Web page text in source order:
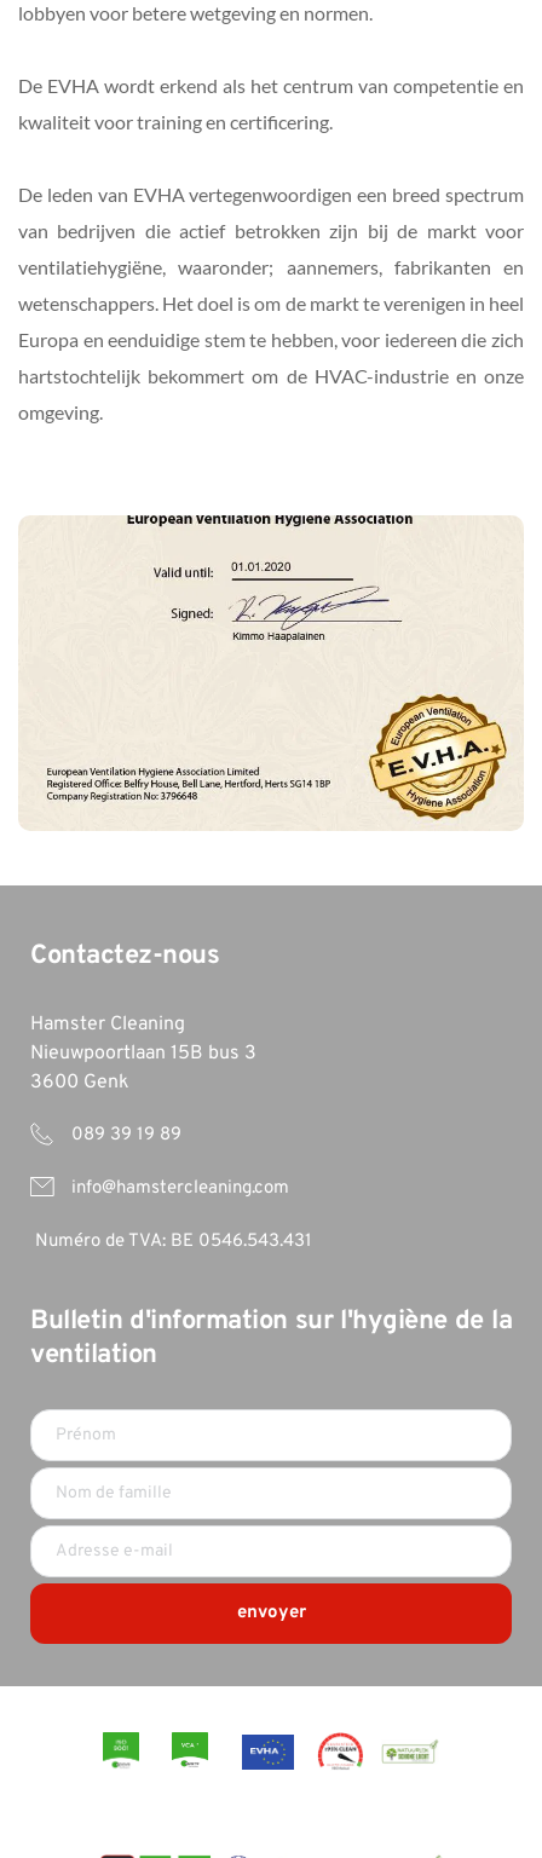
lobbyen voor betere wetgeving en normen.
De EVHA wordt erkend als het centrum van competentie en
kwaliteit voor training en certificering.
De leden van EVHA vertegenwoordigen een breed spectrum
van bedrijven die actief betrokken zijn bij de markt voor
ventilatiehygiëne, waaronder; aannemers, fabrikanten en
wetenschappers. Het doel is om de markt te verenigen in heel
Europa en eenduidige stem te hebben, voor iedereen die zich
hartstochtelijk bekommert om de HVAC-industrie en onze
omgeving.
Contactez-nous
Hamster Cleaning
Nieuwpoortlaan 15B bus 3
3600 Genk
089 39 19 89
info@hamstercleaning.com
Numéro de TVA: BE 0546.543.431
Bulletin d'information sur l'hygiène de la
ventilation
envoyer